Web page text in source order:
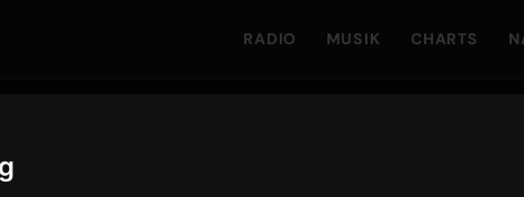
RADIO MUSIK CHARTS